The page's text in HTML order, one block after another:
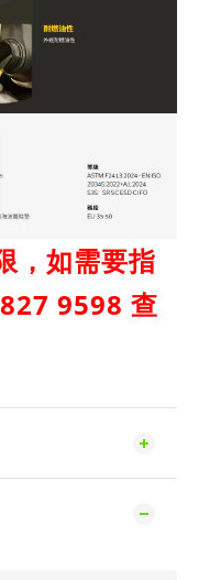
，如需要指
9598 查